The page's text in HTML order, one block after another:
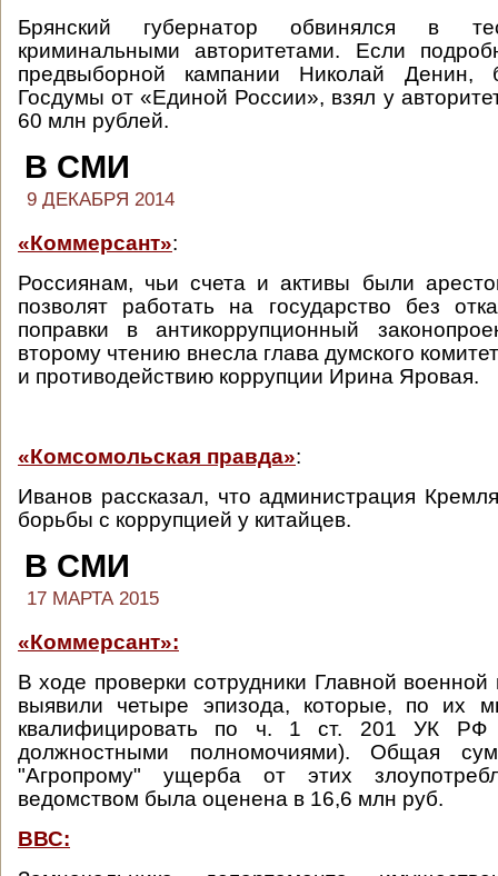
Брянский губернатор обвинялся в
криминальными авторитетами. Если
предвыборной кампании Николай Денин,
Госдумы от «Единой России», взял у
60 млн рублей.
В СМИ
9 ДЕКАБРЯ 2014
«Коммерсант»:
Россиянам, чьи счета и активы были
позволят работать на государство без
поправки в антикоррупционный
второму чтению внесла глава думского
и противодействию коррупции Ирина Яровая.
«Комсомольская правда»:
Иванов рассказал, что администрация
борьбы с коррупцией у китайцев.
В СМИ
17 МАРТА 2015
«Коммерсант»:
В ходе проверки сотрудники Главной
выявили четыре эпизода, которые, по их
квалифицировать по ч. 1 ст. 201 УК РФ
должностными полномочиями). Общая
"Агропрому" ущерба от этих
ведомством была оценена в 16,6 млн руб.
ВВС: